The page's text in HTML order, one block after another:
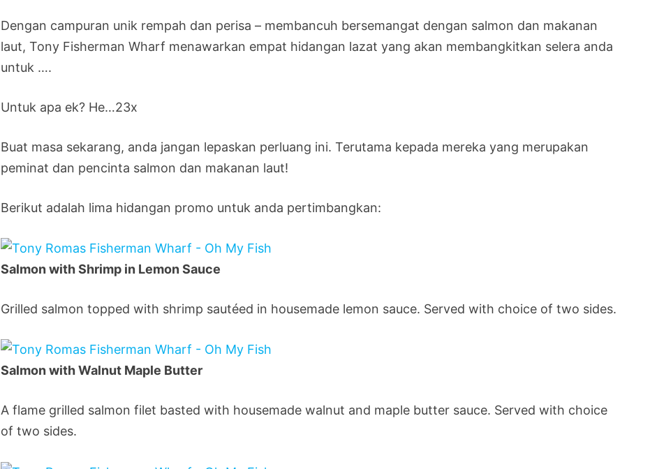
Dengan campuran unik rempah dan perisa – membancuh bersemangat dengan salmon dan makanan
laut, Tony Fisherman Wharf menawarkan empat hidangan lazat yang akan membangkitkan selera anda
untuk ….
Untuk apa ek? He…23x
Buat masa sekarang, anda jangan lepaskan perluang ini. Terutama kepada mereka yang merupakan
peminat dan pencinta salmon dan makanan laut!
Berikut adalah lima hidangan promo untuk anda pertimbangkan:
Salmon with Shrimp in Lemon Sauce
Grilled salmon topped with shrimp sautéed in housemade lemon sauce. Served with choice of two sides.
Salmon with Walnut Maple Butter
A flame grilled salmon filet basted with housemade walnut and maple butter sauce. Served with choice
of two sides.